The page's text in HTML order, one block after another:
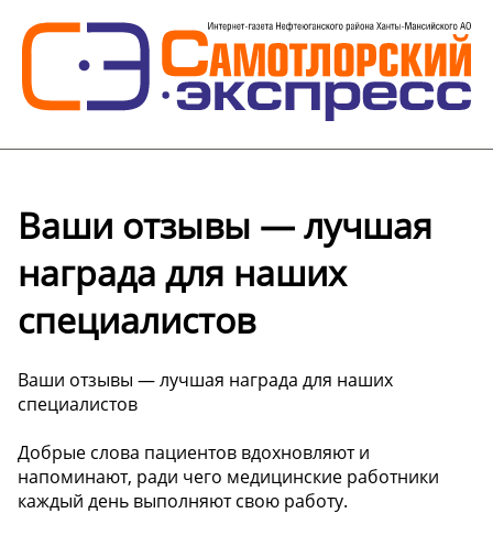
Ваши отзывы — лучшая
награда для наших
специалистов
Ваши отзывы — лучшая награда для наших
специалистов
Добрые слова пациентов вдохновляют и
напоминают, ради чего медицинские работники
каждый день выполняют свою работу.